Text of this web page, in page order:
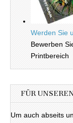
Werden Sie
Bewerben
Printbereich
FÜR
Um auch abseits